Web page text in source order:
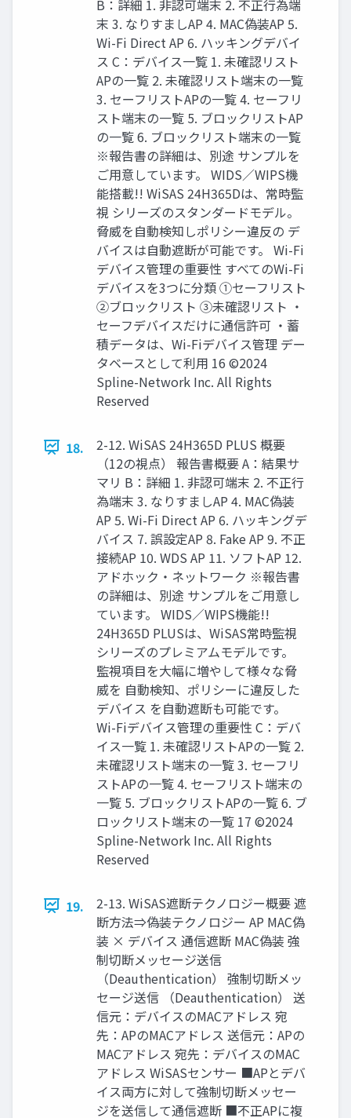
B：詳細 1. 非認可端末 2. 不正行為端
末 3. なりすましAP 4. MAC偽装AP 5.
Wi-Fi Direct AP 6. ハッキングデバイ
ス C：デバイス一覧 1. 未確認リスト
APの一覧 2. 未確認リスト端末の一覧
3. セーフリストAPの一覧 4. セーフリ
スト端末の一覧 5. ブロックリストAP
の一覧 6. ブロックリスト端末の一覧
※報告書の詳細は、別途 サンプルを
ご用意しています。 WIDS／WIPS機
能搭載!! WiSAS 24H365Dは、常時監
視 シリーズのスタンダードモデル。
脅威を自動検知しポリシー違反の デ
バイスは自動遮断が可能です。 Wi-Fi
デバイス管理の重要性 すべてのWi-Fi
デバイスを3つに分類 ①セーフリスト
②ブロックリスト ③未確認リスト ・
セーフデバイスだけに通信許可 ・蓄
積データは、Wi-Fiデバイス管理 デー
タベースとして利用 16 ©2024
Spline-Network Inc. All Rights
Reserved
18.
2-12. WiSAS 24H365D PLUS 概要
（12の視点） 報告書概要 A：結果サ
マリ B：詳細 1. 非認可端末 2. 不正行
為端末 3. なりすましAP 4. MAC偽装
AP 5. Wi-Fi Direct AP 6. ハッキングデ
バイス 7. 誤設定AP 8. Fake AP 9. 不正
接続AP 10. WDS AP 11. ソフトAP 12.
アドホック・ネットワーク ※報告書
の詳細は、別途 サンプルをご用意し
ています。 WIDS／WIPS機能!!
24H365D PLUSは、WiSAS常時監視
シリーズのプレミアムモデルです。
監視項目を大幅に増やして様々な脅
威を 自動検知、ポリシーに違反した
デバイス を自動遮断も可能です。
Wi-Fiデバイス管理の重要性 C：デバ
イス一覧 1. 未確認リストAPの一覧 2.
未確認リスト端末の一覧 3. セーフリ
ストAPの一覧 4. セーフリスト端末の
一覧 5. ブロックリストAPの一覧 6. ブ
ロックリスト端末の一覧 17 ©2024
Spline-Network Inc. All Rights
Reserved
19.
2-13. WiSAS遮断テクノロジー概要 遮
断方法⇒偽装テクノロジー AP MAC偽
装 × デバイス 通信遮断 MAC偽装 強
制切断メッセージ送信
（Deauthentication） 強制切断メッ
セージ送信 （Deauthentication） 送
信元：デバイスのMACアドレス 宛
先：APのMACアドレス 送信元：APの
MACアドレス 宛先：デバイスのMAC
アドレス WiSASセンサー ■APとデバ
イス両方に対して強制切断メッセー
ジを送信して通信遮断 ■不正APに複